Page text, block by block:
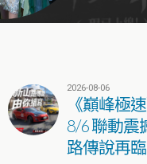
2026-08-06
《巔峰極
8/6 聯動震
路傳說再臨